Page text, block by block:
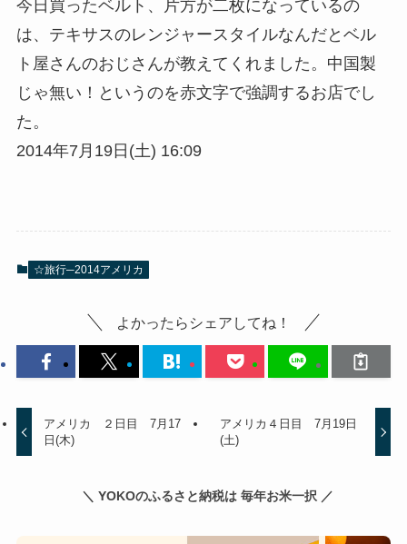
今日買ったベルト、片方が二枚になっているの
は、テキサスのレンジャースタイルなんだとベル
ト屋さんのおじさんが教えてくれました。中国製
じゃ無い！というのを赤文字で強調するお店でし
た。
2014年7月19日(土) 16:09
☆旅行─2014アメリカ
よかったらシェアしてね！
アメリカ ２日目 7月17
日(木)
アメリカ４日目 7月19日
(土)
＼ YOKOのふるさと納税は 毎年お米一択 ／